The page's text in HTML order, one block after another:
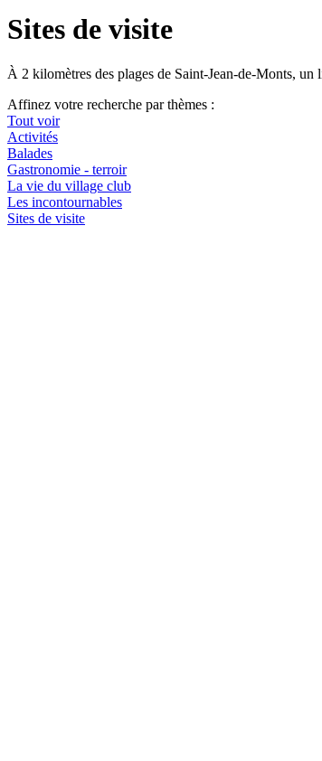
Sites de visite
À 2 kilomètres des plages de Saint-Jean-de-Monts, un
Affinez votre recherche par thèmes :
Tout voir
Activités
Balades
Gastronomie - terroir
La vie du village club
Les incontournables
Sites de visite